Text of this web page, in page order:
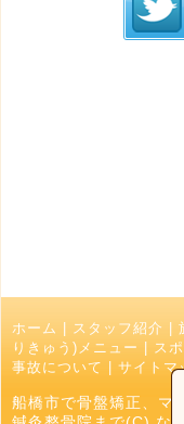
ホーム スタッフ紹介
りきゅう)メニュー
ス
事故について
サイトマ
船橋市で骨盤矯正、マ